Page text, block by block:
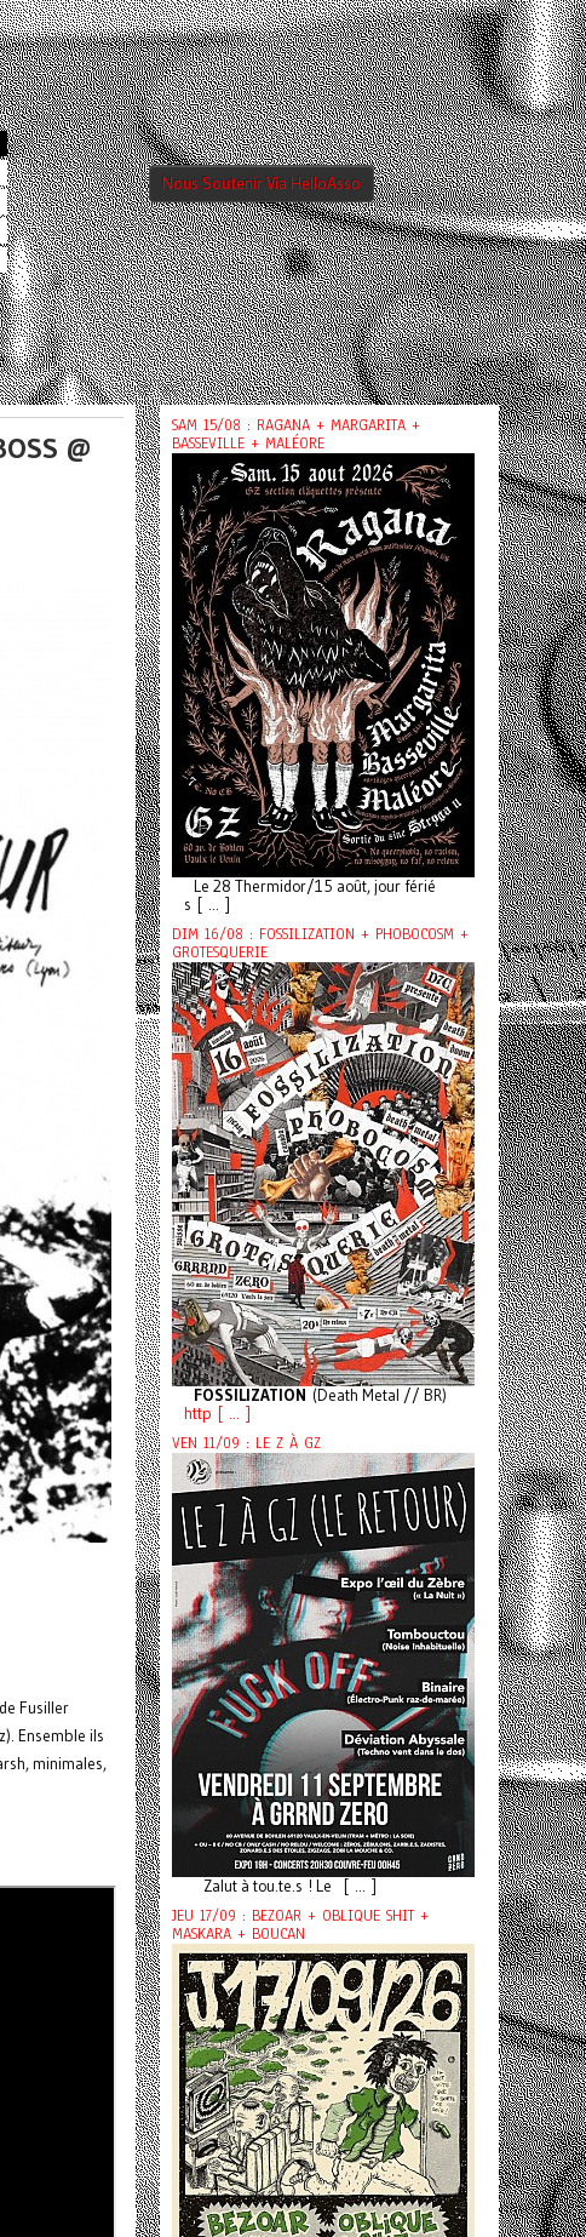
Nous Soutenir Via HelloAsso
@
Fusiller
Ensemble ils
minimales,
SAM 15/08 : RAGANA + MARGARITA +
BASSEVILLE + MALÉORE
Le 28 Thermidor/15 août, jour férié
s [ ... ]
DIM 16/08 : FOSSILIZATION + PHOBOCOSM +
GROTESQUERIE
FOSSILIZATION (Death Metal // BR)
http [ ... ]
VEN 11/09 : LE Z À GZ
Zalut à tou.te.s ! Le [ ... ]
JEU 17/09 : BEZOAR + OBLIQUE SHIT +
MASKARA + BOUCAN